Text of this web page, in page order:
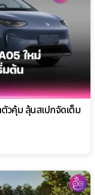
วคุ้ม ลุ้นสเปกจัดเต็ม